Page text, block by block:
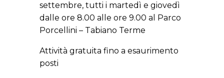
settembre, tutti i martedì e giovedì
dalle ore 8.00 alle ore 9.00 al
Parco
Porcellini – Tabiano Terme
Attività gratuita fino a esaurimento
posti